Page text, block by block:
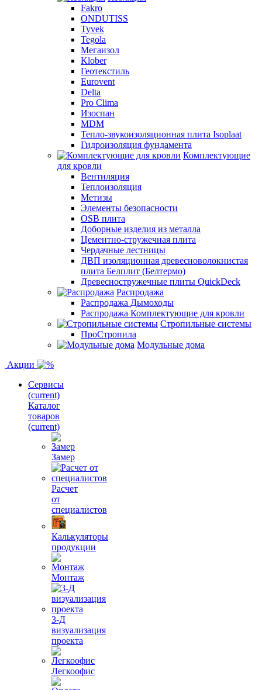
Fakro
ONDUTISS
Tyvek
Tegola
Мегаизол
Klober
Геотекстиль
Eurovent
Delta
Pro Clima
Изоспан
MDM
Тепло-звукоизоляционная плита Isoplaat
Гидроизоляция фундамента
Комплектующие
для кровли
Вентиляция
Теплоизоляция
Метизы
Элементы безопасности
OSB плита
Доборные изделия из металла
Цементно-стружечная плита
Чердачные лестницы
ДВП изоляционная древесноволокнистая
плита Белплит (Белтермо)
Древесностружечные плиты QuickDeck
Распродажа
Распродажа Дымоходы
Распродажа Комплектующие для кровли
Стропильные системы
ПроСтропила
Модульные дома
Акции
Сервисы
(current)
Каталог
товаров
(current)
Замер
Расчет
от
специалистов
Калькуляторы
продукции
Монтаж
3-Д
визуализация
проекта
Легкоофис